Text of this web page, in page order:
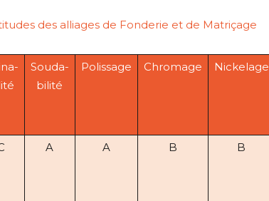
des alliages de Fonderie et de Matriçage
Souda-
bilité
Polissage Chromage Nickelage
A A B B